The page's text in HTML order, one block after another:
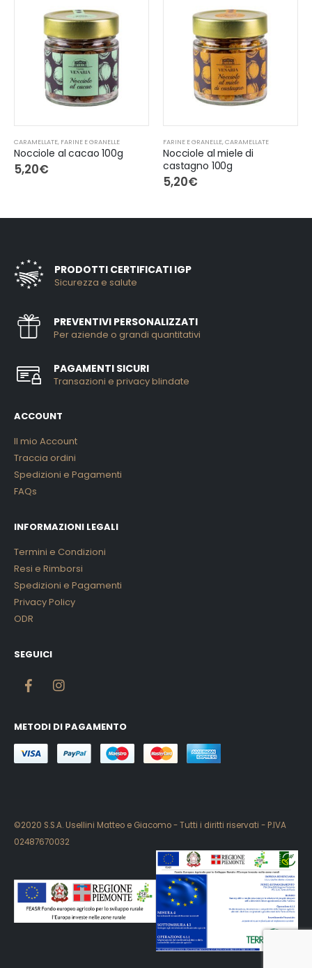
CARAMELLATE, FARINE E GRANELLE
Nocciole al cacao 100g
5,20€
FARINE E GRANELLE,CARAMELLATE
Nocciole al miele di
castagno 100g
5,20€
PRODOTTI CERTIFICATI IGP
Sicurezza e salute
PREVENTIVI PERSONALIZZATI
Per aziende o grandi quantitativi
PAGAMENTI SICURI
Transazioni e privacy blindate
ACCOUNT
Il mio Account
Traccia ordini
Spedizioni e Pagamenti
FAQs
INFORMAZIONI LEGALI
Termini e Condizioni
Resi e Rimborsi
Spedizioni e Pagamenti
Privacy Policy
ODR
SEGUICI
METODI DI PAGAMENTO
©2020 S.S.A. Usellini Matteo e Giacomo - Tutti i diritti riservati - P.IVA
02487670032